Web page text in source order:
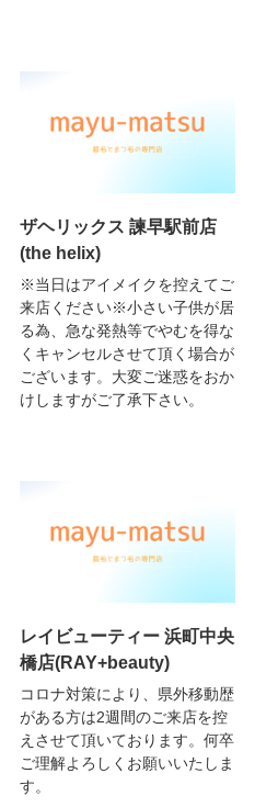
ザヘリックス 諫早駅前店
(the helix)
※当日はアイメイクを控えてご
来店ください※小さい子供が居
る為、急な発熱等でやむを得な
くキャンセルさせて頂く場合が
ございます。大変ご迷惑をおか
けしますがご了承下さい。
レイビューティー 浜町中央
橋店(RAY+beauty)
コロナ対策により、県外移動歴
がある方は2週間のご来店を控
えさせて頂いております。何卒
ご理解よろしくお願いいたしま
す。